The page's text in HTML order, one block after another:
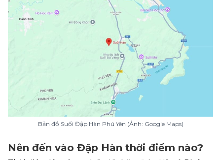
Bản đồ Suối Đập Hàn Phú Yên (Ảnh: Google Maps)
Nên đến vào Đập Hàn thời điểm nào?